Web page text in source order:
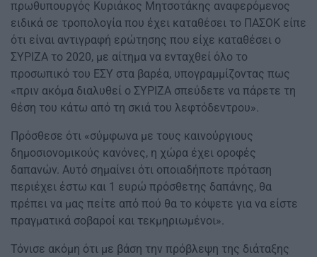
πρωθυπουργός Κυριάκος Μητσοτάκης αναφερόμενος
ειδικά σε τροπολογία που έχει καταθέσει το ΠΑΣΟΚ είπε
ότι είναι αντιγραφή ερώτησης που είχε καταθέσει ο
ΣΥΡΙΖΑ το 2020, με αίτημα να ενταχθεί όλο το
προσωπικό του ΕΣΥ στα βαρέα, υπογραμμίζοντας πως
«πριν ακόμα διαλυθεί ο ΣΥΡΙΖΑ σπεύδετε να πάρετε τη
θέση του κάτω από τη σκιά του λεφτόδεντρου».
Πρόσθεσε ότι «σύμφωνα με τους καινούργιους
δημοσιονομικούς κανόνες, η χώρα έχει οροφές
δαπανών. Αυτό σημαίνει ότι οποιαδήποτε πρόταση
περιέχει έστω και 1 ευρώ πρόσθετης δαπάνης, θα
πρέπει να μας πείτε από πού θα το κόψετε για να είστε
πραγματικά σοβαροί και τεκμηριωμένοι».
Τόνισε ακόμη ότι με βάση την πρόβλεψη της διάταξης